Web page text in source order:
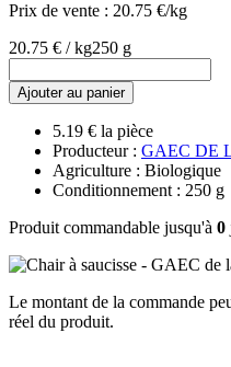
Prix de vente : 20.75 €/kg
20.75 € / kg250 g
Ajouter au panier
5.19 € la pièce
Producteur : GAEC DE
Agriculture : Biologique
Conditionnement : 250 g
Produit commandable jusqu'à 0
Le montant de la commande
réel du produit.